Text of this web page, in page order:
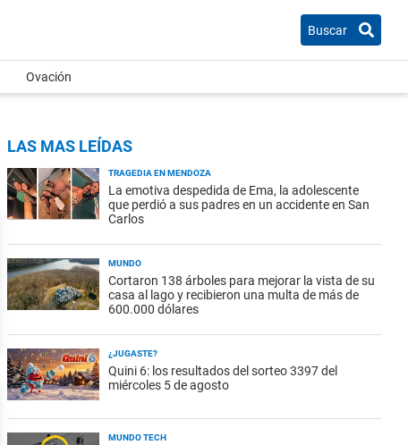
Buscar
Ovación
LAS MAS LEÍDAS
TRAGEDIA EN MENDOZA
La emotiva despedida de Ema, la adolescente
que perdió a sus padres en un accidente en San
Carlos
MUNDO
Cortaron 138 árboles para mejorar la vista de su
casa al lago y recibieron una multa de más de
600.000 dólares
¿JUGASTE?
Quini 6: los resultados del sorteo 3397 del
miércoles 5 de agosto
MUNDO TECH